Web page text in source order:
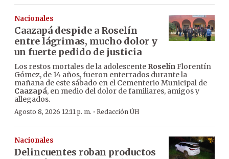
Nacionales
Caazapá despide a Roselín
entre lágrimas, mucho dolor y
un fuerte pedido de justicia
Los restos mortales de la adolescente RoselínFlorentín
Gómez, de 14 años, fueron enterrados durante la
mañana de este sábado en el Cementerio Municipal de
Caazapá, en medio del dolor de familiares, amigos y
allegados.
Agosto 8, 2026 12:11 p. m. · Redacción ÚH
Nacionales
Delincuentes roban productos